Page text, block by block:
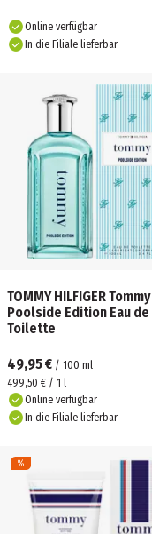
Online verfügbar
In die Filiale lieferbar
TOMMY HILFIGER Tommy
Poolside Edition Eau de
Toilette
49,95 € / 100 ml
499,50 € / 1 l
Online verfügbar
In die Filiale lieferbar